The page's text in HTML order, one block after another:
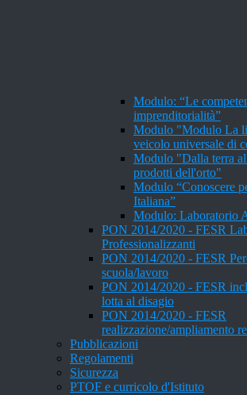
Modulo: “Le
imprenditorialità”
Modulo "Modulo La
veicolo universale di
Modulo "Dalla terra
prodotti dell'orto"
Modulo “Conoscere
Italiana”
Modulo: Laboratorio
PON 2014/2020 - FESR
Professionalizzanti
PON 2014/2020 - FESR
scuola/lavoro
PON 2014/2020 - FESR
lotta al disagio
PON 2014/2020 - FESR
realizzazione/ampliamento
Pubblicazioni
Regolamenti
Sicurezza
PTOF e curricolo d'Istituto